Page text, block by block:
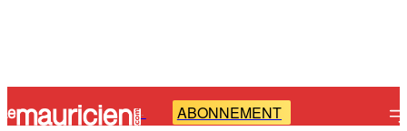
- ABONNEMENT